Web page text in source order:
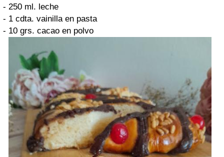
- 250 ml. leche
- 1 cdta. vainilla en pasta
- 10 grs. cacao en polvo